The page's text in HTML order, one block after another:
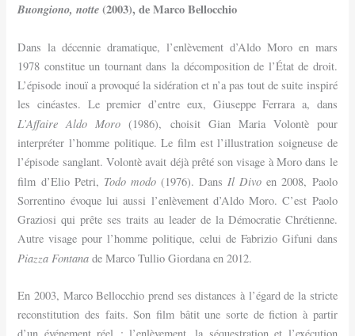
Buongiono, notte(2003), de Marco Bellocchio
Dans la décennie dramatique, l’enlèvement d’Aldo Moro en mars
1978 constitue un tournant dans la décomposition de l’État de droit.
L’épisode inouï a provoqué la sidération et n’a pas tout de suite inspiré
les cinéastes. Le premier d’entre eux, Giuseppe Ferrara a, dans
L’Affaire Aldo Moro (1986), choisit Gian Maria Volontè pour
interpréter l’homme politique. Le film est l’illustration soigneuse de
l’épisode sanglant. Volontè avait déjà prêté son visage à Moro dans le
film d’Elio Petri, Todo modo(1976). Dans Il Divo en 2008, Paolo
Sorrentino évoque lui aussi l’enlèvement d’Aldo Moro. C’est Paolo
Graziosi qui prête ses traits au leader de la Démocratie Chrétienne.
Autre visage pour l’homme politique, celui de Fabrizio Gifuni dans
Piazza Fontana de Marco Tullio Giordana en 2012.
En 2003, Marco Bellocchio prend ses distances à l’égard de la stricte
reconstitution des faits. Son film bâtit une sorte de fiction à partir